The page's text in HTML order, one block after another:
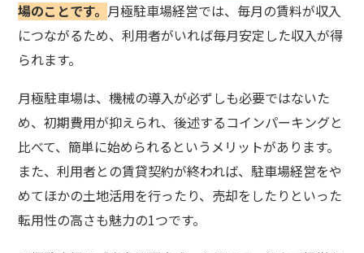
場のことです。 月極駐車場経営では、毎月の賃料が収入
につながるため、利用者がいれば毎月安定した収入が得
られます。
月極駐車場は、機械の導入が必ずしも必要ではないた
め、初期費用が抑えられ、後述するコインパーキングと
比べて、簡単に始められるというメリットがあります。
また、利用者との賃貸契約が終われば、駐車場経営をや
めてほかの土地活用を行ったり、売却をしたりといった
転用性の高さも魅力の1つです。